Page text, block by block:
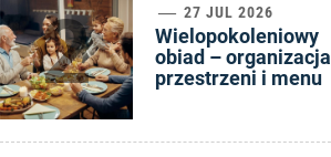
2 27 JUL 2026
Wielopokoleniowy
obiad – organizacja
przestrzeni i menu